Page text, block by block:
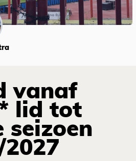
vanaf
lid tot
seizoen
2027